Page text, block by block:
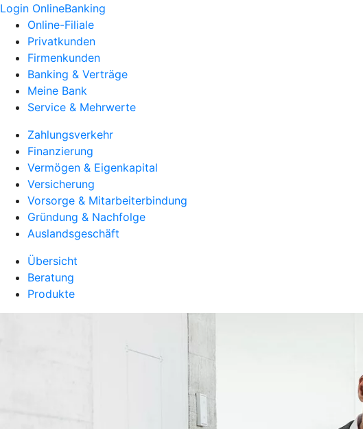
Login OnlineBanking
Online-Filiale
Privatkunden
Firmenkunden
Banking & Verträge
Meine Bank
Service & Mehrwerte
Zahlungsverkehr
Finanzierung
Vermögen & Eigenkapital
Versicherung
Vorsorge & Mitarbeiterbindung
Gründung & Nachfolge
Auslandsgeschäft
Übersicht
Beratung
Produkte